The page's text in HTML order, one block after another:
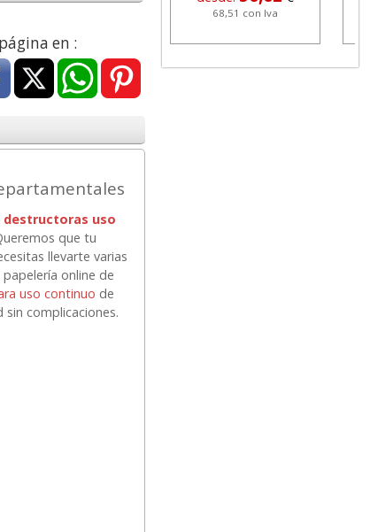
en :
destructoras uso
que tu
llevarte varias
online de
uso continuo de
complicaciones.
68,51 con Iva
moldeable maleable
para carboncillo o
grafito
desde:0,89 €
1,08 con Iva